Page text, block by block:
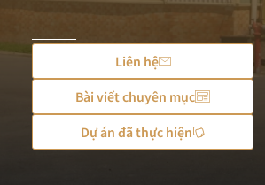
Liên hệ
Bài viết chuyên mục
Dự án đã thực hiện